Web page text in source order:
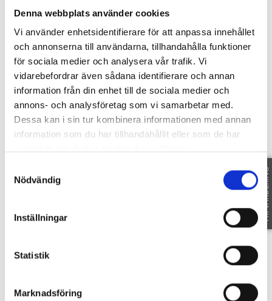
Denna webbplats använder cookies
Vi använder enhetsidentifierare för att anpassa innehållet
och annonserna till användarna, tillhandahålla funktioner
för sociala medier och analysera vår trafik. Vi
vidarebefordrar även sådana identifierare och annan
information från din enhet till de sociala medier och
annons- och analysföretag som vi samarbetar med.
Dessa kan i sin tur kombinera informationen med annan
information som du har tillhandahållit eller som de har
Nödvändig
Inställningar
Statistik
Marknadsföring
takdusch.
härligt värme till hela huset och härifrån har ni
utgång till en delvis inglasad altan med underbar
em-/kvällssol och fri utsikt över slätterna.
Övervåningen erbjuder i dagsläget två sovrum,
med möjlighet att skapa ett tredje, i det rum som
idag används som allrum.
Garage finns och uppfart med plats för tre bilar.
SE FAKTA
FRI VÄRDERING